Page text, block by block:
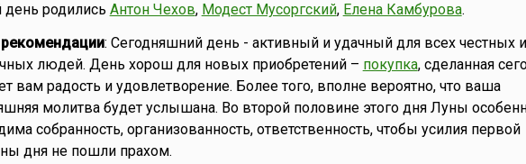
родились Антон Чехов, Модест Мусоргский, Елена Камбурова.
: Сегодняшний день - активный и удачный для всех честных и
людей. День хорош для новых приобретений – покупка, сделанная
вам радость и удовлетворение. Более того, вполне вероятно, что ваша
молитва будет услышана. Во второй половине этого дня Луны
собранность, организованность, ответственность, чтобы усилия первой
дня не пошли прахом.